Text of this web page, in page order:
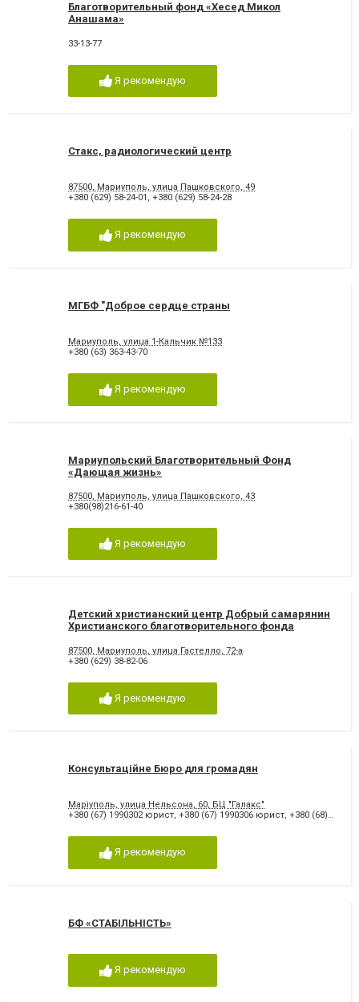
Благотворительный фонд «Хесед Микол
Анашама»
33-13-77
Я рекомендую
Стакс, радиологический центр
87500, Мариуполь, улица Пашковского, 49
+380 (629) 58-24-01 , +380 (629) 58-24-28
Я рекомендую
МГБФ "Доброе сердце страны
Мариуполь, улица 1-Кальчик №133
+380 (63) 363-43-70
Я рекомендую
Мариупольский Благотворительный Фонд
«Дающая жизнь»
87500, Мариуполь, улица Пашковского, 43
+380(98)216-61-40
Я рекомендую
Детский христианский центр Добрый самарянин
Христианского благотворительного фонда
87500, Мариуполь, улица Гастелло, 72-а
+380 (629) 38-82-06
Я рекомендую
Консультаційне Бюро для громадян
Маріуполь, улица Нельсона, 60, БЦ "Галакс"
+380 (67) 1990302 юрист, +380 (67) 1990306 юрист, +380 (68) 7697774 директор
Я рекомендую
БФ «СТАБІЛЬНІСТЬ»
Я рекомендую